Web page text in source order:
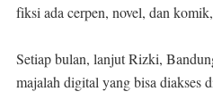
fiksi ada cerpen, novel, dan
Setiap bulan, lanjut Rizki,
majalah digital yang bisa diakses